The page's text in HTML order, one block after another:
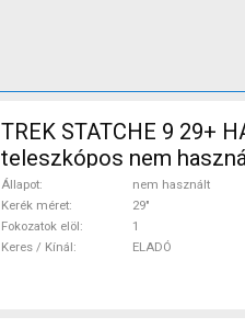
TREK STATCHE 9 29+
teleszkópos nem
Állapot
nem használt
Kerék méret
29"
Fokozatok elöl
1
Keres / Kínál
ELADÓ